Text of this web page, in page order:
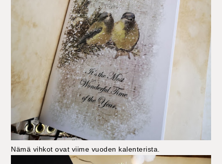
Nämä vihkot ovat viime vuoden kalenterista.